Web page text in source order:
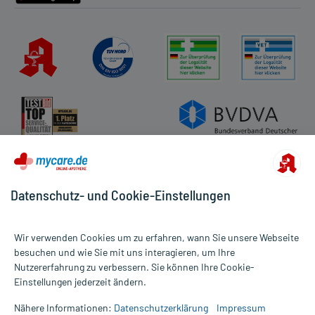
- Knochenmarkserkrankungen
- Pulsbeschleunigung
- Herzerkrankung
- Koronare Herzkrankheit (Durchblutungsstörungen des
Herzmuskels)
- Herzinfarkt in der Vorgeschichte
- Nierenerkrankungen
- Lebererkrankungen
- Diabetes mellitus (Zuckerkrankheit)
Welche Altersgruppe ist zu beachten?
- Kinder, Jugendliche und Erwachsene unter 25 Jahren: Das
Arzneimittel darf nicht angewendet werden.
Alle Preise gelten inkl. MwSt., ggf. zzgl. Versandkosten
Informationen auf dieser Website werden ausschließlich für
Datenschutz- und Cookie-Einstellungen
Wir verwenden Cookies um zu erfahren, wann Sie unsere Webseite
besuchen und wie Sie mit uns interagieren, um Ihre
Nutzererfahrung zu verbessern. Sie können Ihre Cookie-
Einstellungen jederzeit ändern.
Nähere Informationen: Datenschutzerklärung Impressum